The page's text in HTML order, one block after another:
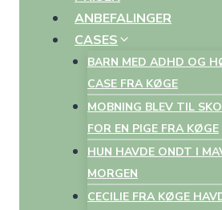
ANBEFALINGER
CASES
BARN MED ADHD OG
CASE FRA KØGE
MOBNING BLEV TIL
FOR EN PIGE FRA KØGE
HUN HAVDE ONDT I
MORGEN
CECILIE FRA KØGE